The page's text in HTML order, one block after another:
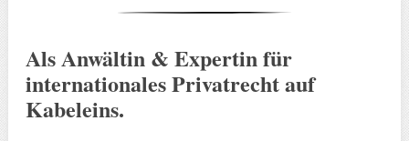
Als Anwältin & Expertin für
internationales Privatrecht auf
Kabeleins.